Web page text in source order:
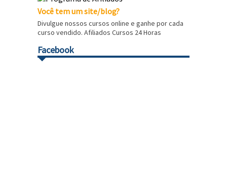
Você tem um site/blog?
Divulgue nossos cursos online e ganhe por cada
curso vendido. Afiliados Cursos 24 Horas
Facebook